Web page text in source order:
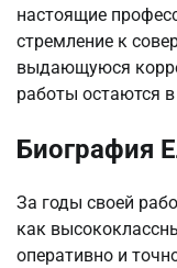
настоящие
стремление к
выдающуюся
работы остаются
Биография
За годы своей
как
оперативно и